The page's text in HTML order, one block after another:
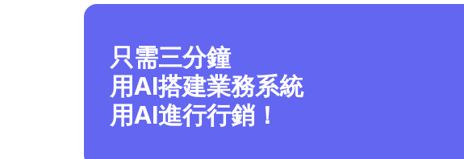
只需三分鐘
用AI搭建業務系統
用AI進行行銷！